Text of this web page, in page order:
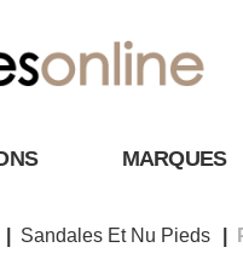
MARQUES
Sandales Et Nu Pieds